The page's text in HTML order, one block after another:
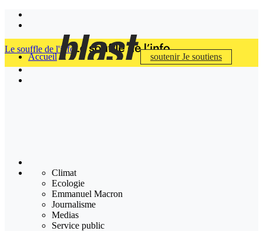
Accueil soutenirJe soutiens
Le souffle de l'info
Climat
Ecologie
Emmanuel Macron
Journalisme
Medias
Service public